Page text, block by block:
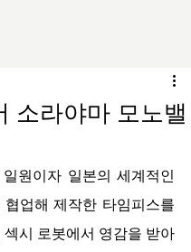
소라야마 모노밸
원이자 일본의 세계적인
업해 제작한 타임피스를
시 로봇에서 영감을 받아